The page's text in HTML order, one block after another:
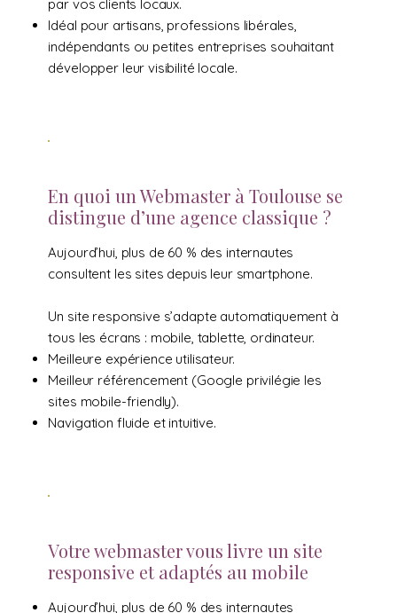
En quoi un Webmaster à Toulouse se
distingue d’une agence classique ?
Aujourd’hui, plus de 60 % des internautes
consultent les sites depuis leur smartphone.
Un site responsive s’adapte automatiquement à
tous les écrans : mobile, tablette, ordinateur.
Meilleure expérience utilisateur.
Meilleur référencement (Google privilégie les
sites mobile-friendly).
Navigation fluide et intuitive.
par vos clients locaux.
Idéal pour artisans, professions libérales,
indépendants ou petites entreprises souhaitant
développer leur visibilité locale.
Votre webmaster vous livre un site
responsive et adaptés au mobile
Aujourd’hui, plus de 60 % des internautes